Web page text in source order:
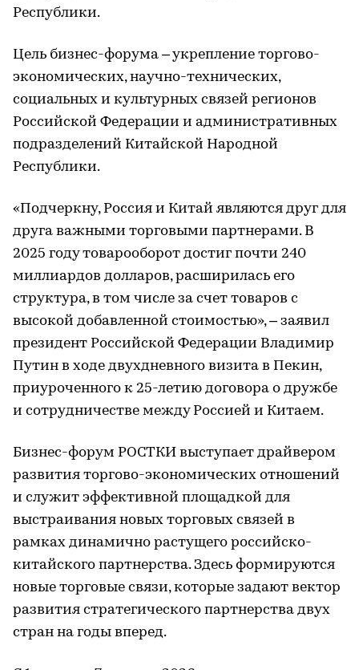
Республики.
Цель бизнес-форума – укрепление торгово-
экономических, научно-технических,
социальных и культурных связей регионов
Российской Федерации и административных
подразделений Китайской Народной
Республики.
«Подчеркну, Россия и Китай являются друг для
друга важными торговыми партнерами. В
2025 году товарооборот достиг почти 240
миллиардов долларов, расширилась его
структура, в том числе за счет товаров с
высокой добавленной стоимостью», – заявил
президент Российской Федерации Владимир
Путин в ходе двухдневного визита в Пекин,
приуроченного к 25-летию договора о дружбе
и сотрудничестве между Россией и Китаем.
Бизнес-форум РОСТКИ выступает драйвером
развития торгово-экономических отношений
и служит эффективной площадкой для
выстраивания новых торговых связей в
рамках динамично растущего российско-
китайского партнерства. Здесь формируются
новые торговые связи, которые задают вектор
развития стратегического партнерства двух
стран на годы вперед.